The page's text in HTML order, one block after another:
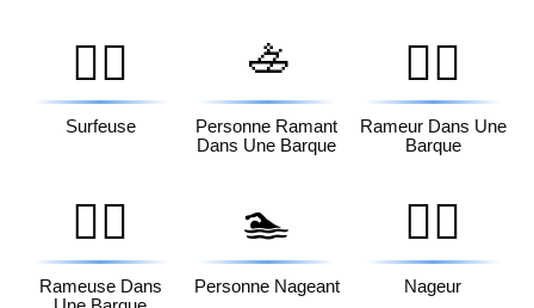
🏄‍♀️
Surfeuse
🚣
Personne Ramant
Dans Une Barque
🚣‍♂️
Rameur Dans Une
Barque
🚣‍♀️
Rameuse Dans
🏊
Personne Nageant
🏊‍♂️
Nageur